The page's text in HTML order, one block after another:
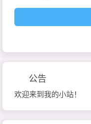
公告
欢迎来到我的小站！